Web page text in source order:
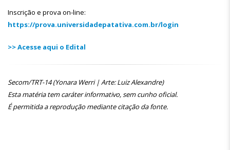
Inscrição e prova on-line:
https://prova.universidadepatativa.com.br/login
>> Acesse aqui o Edital
Secom/TRT-14 (Yonara Werri | Arte: Luiz Alexandre)
Esta matéria tem caráter informativo, sem cunho oficial.
É permitida a reprodução mediante citação da fonte.